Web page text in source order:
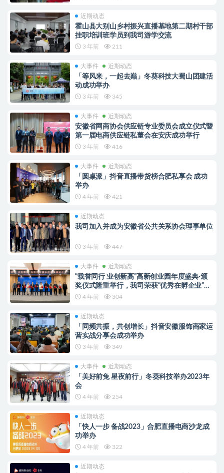
近期动态
霍山县大别山乡村振兴直播基地第二期村干部
挂职培训班学员到我司游学交流
3 年前 211
大事件 近期动态
「等风来，一起去巅」冬葵科技大蜀山团建活
动成功举办
3 年前 345
大事件 近期动态
安徽省网商协会供应链专业委员会成立仪式暨
第一届电商供应链私董会在安庆成功举行
3 年前 416
大事件 近期动态
「圆桌派」抖音直播带货榜合肥私享会 成功
举办
4 年前 421
近期动态
我司加入并成为安徽省公共关系协会理事单位
3 年前 447
大事件 近期动态
“载誉同行 业创新高”高新创业园年度盛典·颁
奖仪式隆重举行，我司荣获“优秀在孵企业”称
号4 年前 304
近期动态
「同频共振，共创增长」抖音安徽服饰商家运
营实战分享会成功举办
3 年前 349
大事件 近期动态
「美好前兔 星夜前行」冬葵科技举办2023年
会
4 年前 254
近期动态
「快人一步 备战2023」合肥直播电商沙龙成
功举办
4 年前 322
近期动态